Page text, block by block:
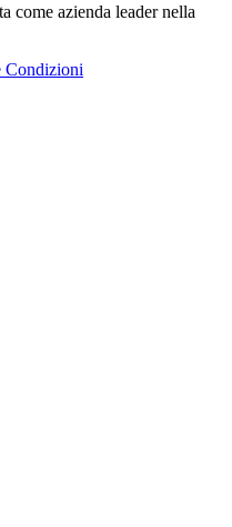
come azienda leader nella
Condizioni